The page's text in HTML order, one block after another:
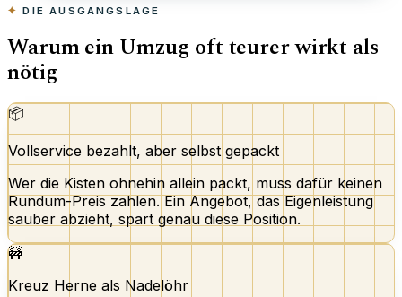
DIE AUSGANGSLAGE
Warum ein Umzug oft teurer wirkt als
nötig
📦
Vollservice bezahlt, aber selbst gepackt
Wer die Kisten ohnehin allein packt, muss dafür keinen
Rundum-Preis zahlen. Ein Angebot, das Eigenleistung
sauber abzieht, spart genau diese Position.
🚧
Kreuz Herne als Nadelöhr